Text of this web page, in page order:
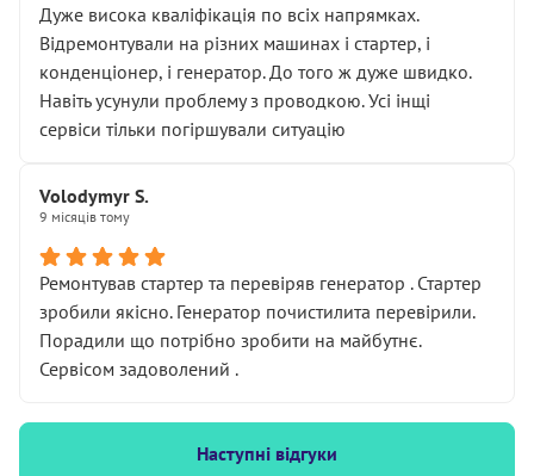
Дуже висока кваліфікація по всіх напрямках.
Відремонтували на різних машинах і стартер, і
конденціонер, і генератор. До того ж дуже швидко.
Навіть усунули проблему з проводкою. Усі інщі
сервіси тільки погіршували ситуацію
Volodymyr S.
9 місяців тому
Ремонтував стартер та перевіряв генератор . Стартер
зробили якісно. Генератор почистилита перевірили.
Порадили що потрібно зробити на майбутнє.
Сервісом задоволений .
Наступні відгуки